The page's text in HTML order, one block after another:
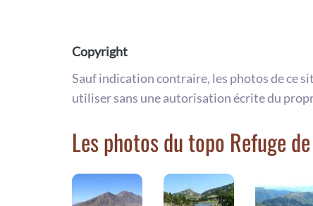
Copyright
Sauf indication contraire, les photos de ce
utiliser sans une autorisation écrite du
Les photos du topo Refuge